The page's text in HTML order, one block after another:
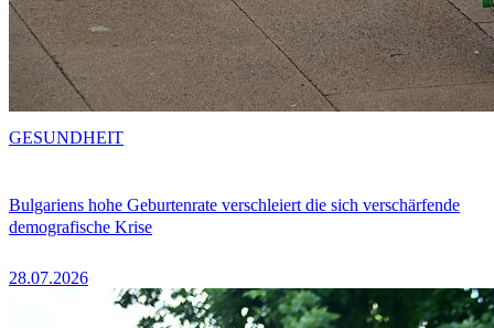
Bulgariens hohe Geburtenrate verschleiert die sich verschärfende
demografische Krise
28.07.2026
GESUNDHEIT